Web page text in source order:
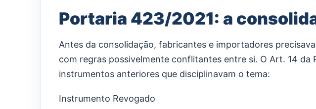
Portaria 423/2021: a
Antes da consolidação, fabricantes e importadores
com regras possivelmente conflitantes entre si. O Art. 14
instrumentos anteriores que disciplinavam o tema:
Instrumento Revogado